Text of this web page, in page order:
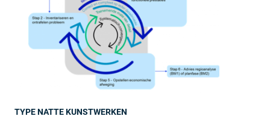
TYPE NATTE KUNSTWERKEN